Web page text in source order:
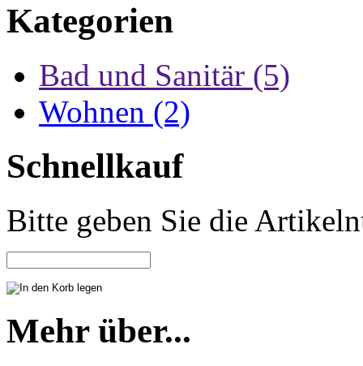
Kategorien
Bad und Sanitär (5)
Wohnen (2)
Schnellkauf
Bitte geben Sie die
Mehr über...